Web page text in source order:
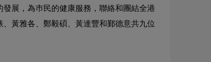
展，為巿民的健康服務，聯絡和團結全港
黃雅各、鄭毅碩、黃達豐和鄞德意共九位